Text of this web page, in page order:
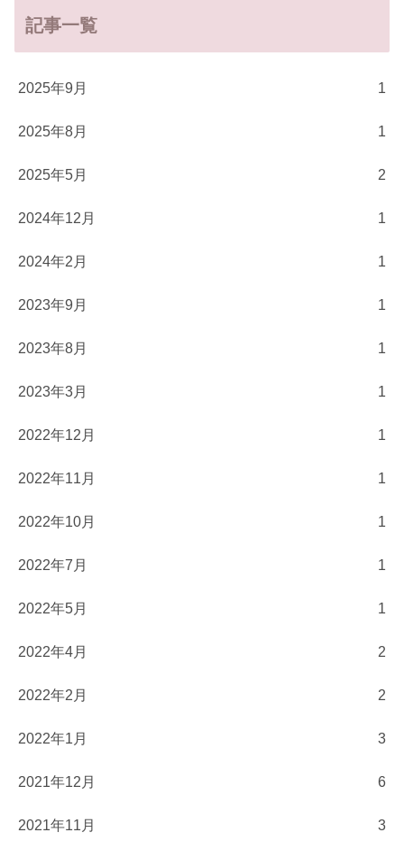
記事一覧
2025年9月 1
2025年8月 1
2025年5月 2
2024年12月 1
2024年2月 1
2023年9月 1
2023年8月 1
2023年3月 1
2022年12月 1
2022年11月 1
2022年10月 1
2022年7月 1
2022年5月 1
2022年4月 2
2022年2月 2
2022年1月 3
2021年12月 6
2021年11月 3